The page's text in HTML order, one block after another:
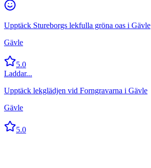
Upptäck Stureborgs lekfulla gröna oas i Gävle
Gävle
5.0
Laddar...
Upptäck lekglädjen vid Forngravarna i Gävle
Gävle
5.0